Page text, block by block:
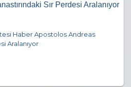
Sır Perdesi Aralanıyor
Haber Apostolos Andreas
Aralanıyor